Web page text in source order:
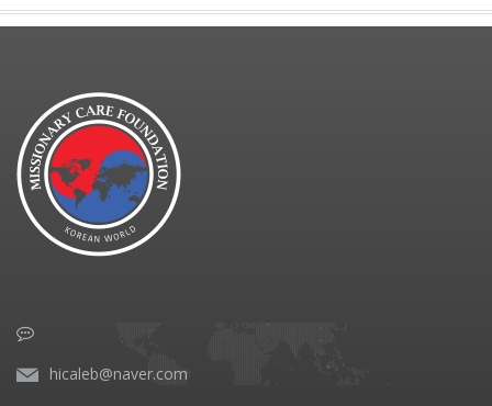
hicaleb@naver.com